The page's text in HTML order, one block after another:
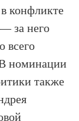
конфликте
за него
всего
номинации
также